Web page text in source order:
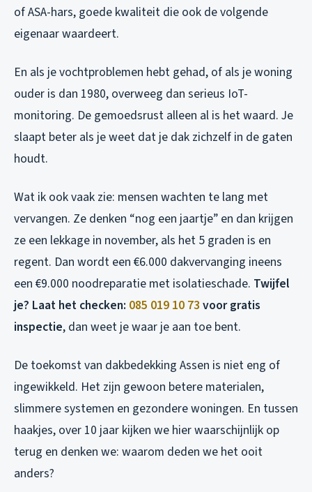
of ASA-hars, goede kwaliteit die ook de volgende
eigenaar waardeert.
En als je vochtproblemen hebt gehad, of als je woning
ouder is dan 1980, overweeg dan serieus IoT-
monitoring. De gemoedsrust alleen al is het waard. Je
slaapt beter als je weet dat je dak zichzelf in de gaten
houdt.
Wat ik ook vaak zie: mensen wachten te lang met
vervangen. Ze denken “nog een jaartje” en dan krijgen
ze een lekkage in november, als het 5 graden is en
regent. Dan wordt een €6.000 dakvervanging ineens
een €9.000 noodreparatie met isolatieschade. Twijfel
je? Laat het checken: 085 019 10 73 voor gratis
inspectie, dan weet je waar je aan toe bent.
De toekomst van dakbedekking Assen is niet eng of
ingewikkeld. Het zijn gewoon betere materialen,
slimmere systemen en gezondere woningen. En tussen
haakjes, over 10 jaar kijken we hier waarschijnlijk op
terug en denken we: waarom deden we het ooit
anders?